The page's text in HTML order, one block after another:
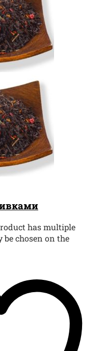
has multiple
chosen on the